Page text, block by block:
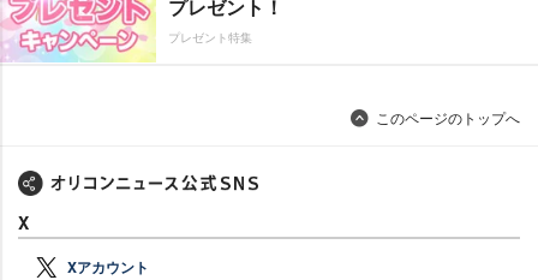
プレゼント！
プレゼント特集
このページのトップへ
X
Xアカウント